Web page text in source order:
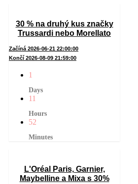
30 % na druhý kus značky
Trussardi nebo Morellato
Začíná 2026-06-21 22:00:00
Končí 2026-08-09 21:59:00
1
Days
11
Hours
52
Minutes
L'Oréal Paris, Garnier,
Maybelline a Mixa s 30%